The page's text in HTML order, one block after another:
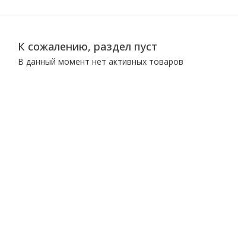
К сожалению, раздел пуст
В данный момент нет активных товаров